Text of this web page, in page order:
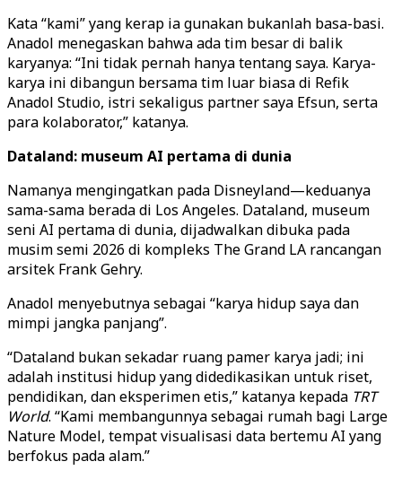
Kata “kami” yang kerap ia gunakan bukanlah basa-basi.
Anadol menegaskan bahwa ada tim besar di balik
karyanya: “Ini tidak pernah hanya tentang saya. Karya-
karya ini dibangun bersama tim luar biasa di Refik
Anadol Studio, istri sekaligus partner saya Efsun, serta
para kolaborator,” katanya.
Dataland: museum AI pertama di dunia
Namanya mengingatkan pada Disneyland—keduanya
sama-sama berada di Los Angeles. Dataland, museum
seni AI pertama di dunia, dijadwalkan dibuka pada
musim semi 2026 di kompleks The Grand LA rancangan
arsitek Frank Gehry.
Anadol menyebutnya sebagai “karya hidup saya dan
mimpi jangka panjang”.
“Dataland bukan sekadar ruang pamer karya jadi; ini
adalah institusi hidup yang didedikasikan untuk riset,
pendidikan, dan eksperimen etis,” katanya kepada TRT
World. “Kami membangunnya sebagai rumah bagi Large
Nature Model, tempat visualisasi data bertemu AI yang
berfokus pada alam.”